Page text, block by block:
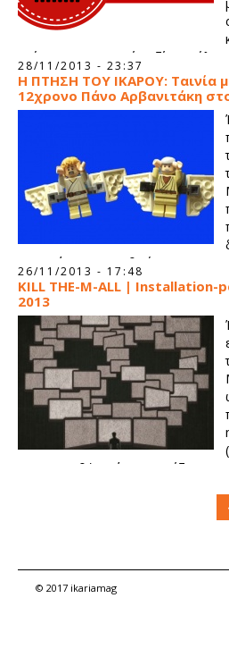
στόχο να μοιραστεί μαζί μας
28/11/2013 - 23:37
Η ΠΤΗΣΗ ΤΟΥ ΙΚΑΡΟΥ: Ταινία
12χρονο Πάνο Αρβανιτάκη
την ανάγκη του ανθρώπου για
για καλύτερη ζωή και καλύτερο
26/11/2013 - 17:48
KILL THE-M-ALL |
2013
τα συναισθήματά του αρχίζουν
© 2017 ikariamag